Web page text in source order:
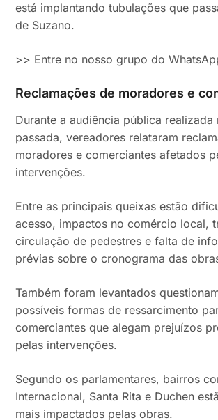
está implantando tubulações que
de Suzano.
>> Entre no nosso grupo do
Reclamações de moradores e
Durante a audiência pública realizada
passada, vereadores relataram
moradores e comerciantes afetados
intervenções.
Entre as principais queixas estão
acesso, impactos no comércio local,
circulação de pedestres e falta de
prévias sobre o cronograma das
Também foram levantados
possíveis formas de ressarcimento
comerciantes que alegam prejuízos
pelas intervenções.
Segundo os parlamentares, bairros
Internacional, Santa Rita e Duchen
mais impactados pelas obras.